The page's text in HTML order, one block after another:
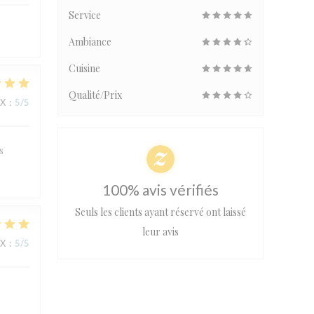
: 5/5
: 5/5
Service
Ambiance
Cuisine
Qualité/Prix
100% avis vérifiés
Seuls les clients ayant réservé ont laissé
leur avis